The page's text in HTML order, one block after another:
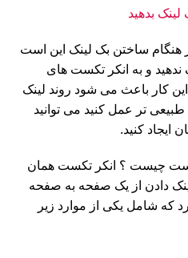
هنگام ساختن بک لینک این است
و به انکر تکست های
این کار باعث می شود روند لینک
تر عمل کنید می توانید
ایجاد کنید.
چیست ؟ انکر تکست همان
دادن از یک صفحه به صفحه
که شامل یکی از موارد زیر